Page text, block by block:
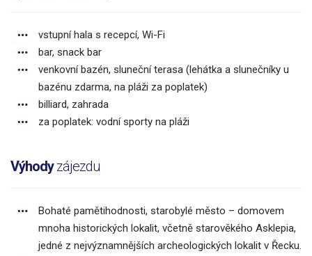
vstupní hala s recepcí, Wi-Fi
bar, snack bar
venkovní bazén, sluneční terasa (lehátka a slunečníky u
bazénu zdarma, na pláži za poplatek)
billiard, zahrada
za poplatek: vodní sporty na pláži
Výhodyzájezdu
Bohaté pamětihodnosti, starobylé město – domovem
mnoha historických lokalit, včetně starověkého Asklepia,
jedné z nejvýznamnějších archeologických lokalit v Řecku.